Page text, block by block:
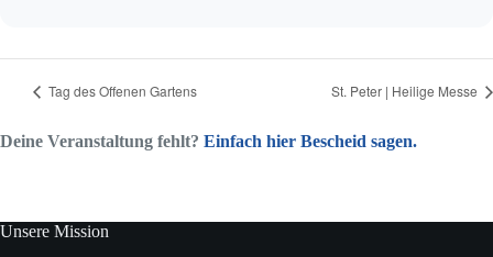
Tag des Offenen Gartens St. Peter | Heilige Messe
Deine Veranstaltung fehlt? Einfach hier Bescheid sagen.
Unsere Mission